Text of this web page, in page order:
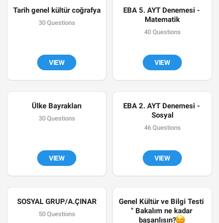
Tarih genel kültür coğrafya
30 Questions
VIEW
EBA 5. AYT Denemesi -
Matematik
40 Questions
VIEW
Ülke Bayrakları
30 Questions
VIEW
EBA 2. AYT Denemesi -
Sosyal
46 Questions
VIEW
SOSYAL GRUP/A.ÇINAR
50 Questions
Genel Kültür ve Bilgi Testi
" Bakalım ne kadar
başarılısın?
😉